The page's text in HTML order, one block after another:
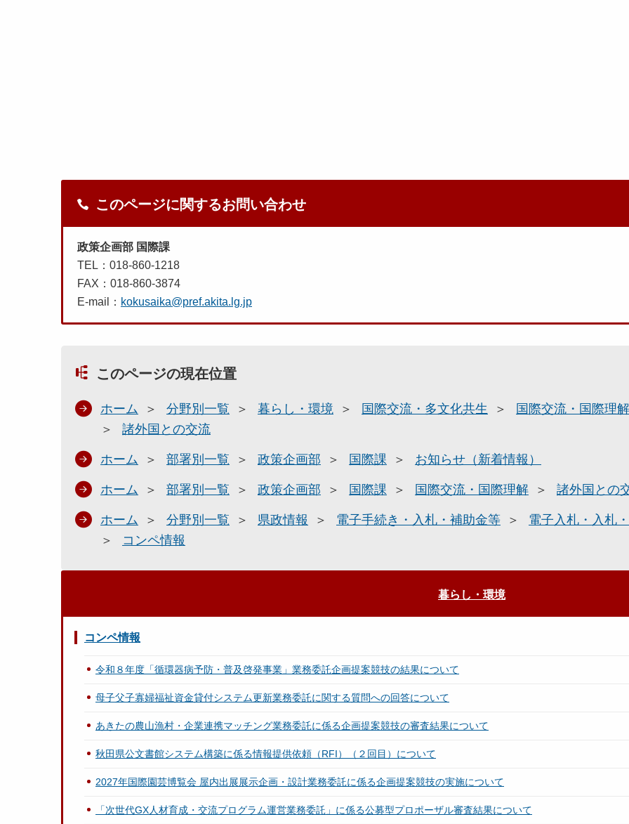
このページに関するお問い合わせ
政策企画部 国際課
TEL：018-860-1218
FAX：018-860-3874
E-mail： kokusaika@pref.akita.lg.jp
このページの現在位置
ホーム 分野別一覧 暮らし・環境 国際交流・多文化共生
国際交流・国際理解
諸外国との交流
ホーム 部署別一覧 政策企画部 国際課 お知らせ（新着情報）
ホーム 部署別一覧 政策企画部 国際課 国際交流・国際理解 諸外国との
ホーム 分野別一覧 県政情報 電子手続き・入札・補助金等
電子入札・入札
コンペ情報
暮らし・環境
コンペ情報
令和８年度「循環器病予防・普及啓発事業」業務委託企画提案競技の結果について
母子父子寡婦福祉資金貸付システム更新業務委託に関する質問への回答について
あきたの農山漁村・企業連携マッチング業務委託に係る企画提案競技の審査結果について
秋田県公文書館システム構築に係る情報提供依頼（RFI）（２回目）について
2027年国際園芸博覧会 屋内出展展示企画・設計業務委託に係る企画提案競技の実施について
「次世代GX人材育成・交流プログラム運営業務委託」に係る公募型プロポーザル審査結果について